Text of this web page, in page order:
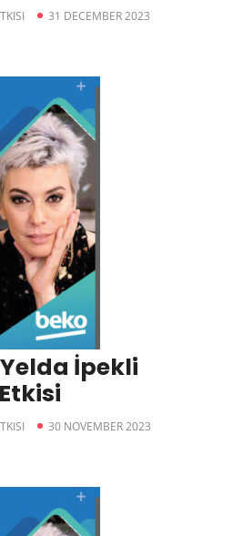
31 DECEMBER 2023
İpekli
30 NOVEMBER 2023